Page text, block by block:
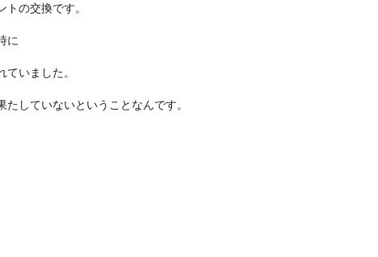
の交換です。
に
いました。
していないということなんです。